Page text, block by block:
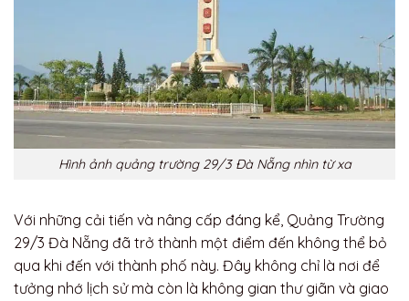
Hình ảnh quảng trường 29/3 Đà Nẵng nhìn từ xa
Với những cải tiến và nâng cấp đáng kể, Quảng Trường
29/3 Đà Nẵng đã trở thành một điểm đến không thể bỏ
qua khi đến với thành phố này. Đây không chỉ là nơi để
tưởng nhớ lịch sử mà còn là không gian thư giãn và giao